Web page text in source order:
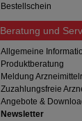
Bestellschein
Beratung und
Allgemeine
Produktberatung
Meldung
Zuzahlungsfreie
Angebote &
Newsletter